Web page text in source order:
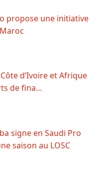
propose une initiative
d’Ivoire et Afrique
de fina…
signe en Saudi Pro
saison au LOSC